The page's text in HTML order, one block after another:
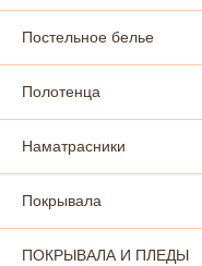
Постельное белье
Полотенца
Наматрасники
Покрывала
ПОКРЫВАЛА И ПЛЕДЫ